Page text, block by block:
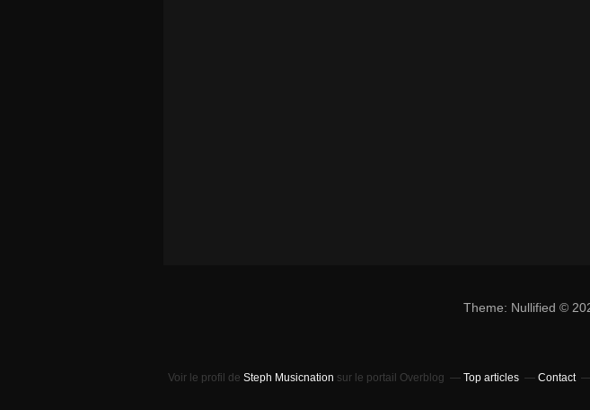
Theme: Nullified ©
Voir le profil de Steph Musicnation sur le portail Overblog Top articles Contact